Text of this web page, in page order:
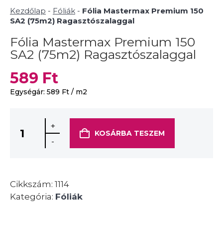
Kezdőlap - Fóliák - Fólia Mastermax Premium 150
SA2 (75m2) Ragasztószalaggal
Fólia Mastermax Premium 150
SA2 (75m2) Ragasztószalaggal
589 Ft
Egységár: 589 Ft / m2
+
-
KOSÁRBA TESZEM
Cikkszám: 1114
Kategória: Fóliák